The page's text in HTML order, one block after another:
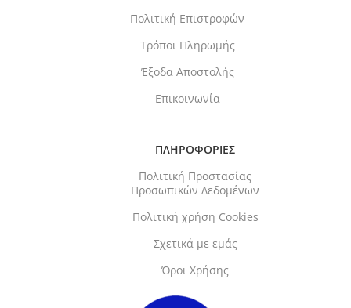
Πολιτική Επιστροφών
Τρόποι Πληρωμής
Έξοδα Αποστολής
Επικοινωνία
ΠΛΗΡΟΦΟΡΙΕΣ
Πολιτική Προστασίας
Προσωπικών Δεδομένων
Πολιτική χρήση Cookies
Σχετικά με εμάς
Όροι Χρήσης